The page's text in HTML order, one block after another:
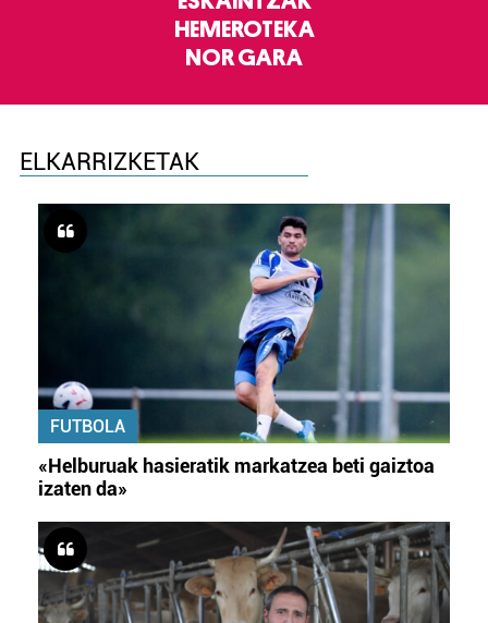
HEMEROTEKA
NOR GARA
ELKARRIZKETAK
FUTBOLA
«Helburuak hasieratik markatzea beti gaiztoa
izaten da»